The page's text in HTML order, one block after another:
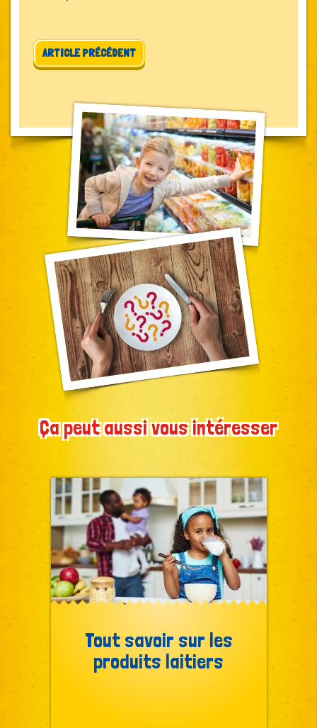
Navigation de l’article
ARTICLE PRÉCÉDENT
Ça peut aussi vous intéresser
Tout savoir sur les
produits laitiers